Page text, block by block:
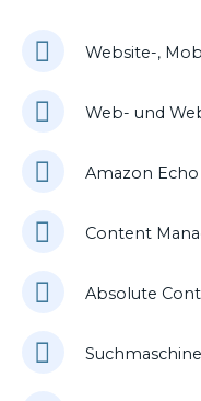
Website-,
Web- und
Amazon
Content
Absolute